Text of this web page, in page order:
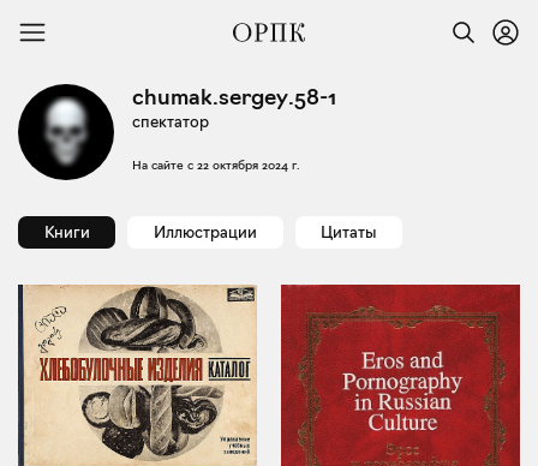
chumak.sergey.58-1
спектатор
На сайте с 22 октября 2024 г.
Книги Иллюстрации Цитаты